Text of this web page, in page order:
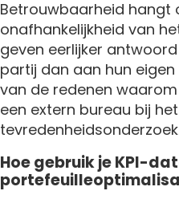
Betrouwbaarheid hangt
onafhankelijkheid van
geven eerlijker
partij dan aan hun
van de redenen
een extern bureau bij
Hoe gebruik je KPI-